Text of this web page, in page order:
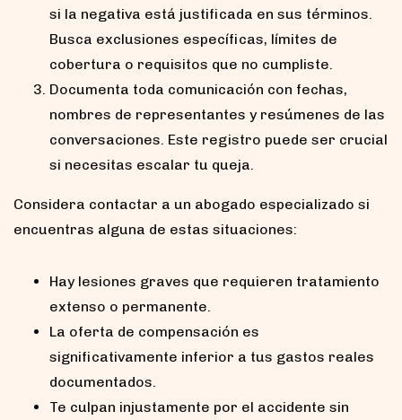
si la negativa está justificada en sus términos.
Busca exclusiones específicas, límites de
cobertura o requisitos que no cumpliste.
Documenta toda comunicación con fechas,
nombres de representantes y resúmenes de las
conversaciones. Este registro puede ser crucial
si necesitas escalar tu queja.
Considera contactar a un abogado especializado si
encuentras alguna de estas situaciones:
Hay lesiones graves que requieren tratamiento
extenso o permanente.
La oferta de compensación es
significativamente inferior a tus gastos reales
documentados.
Te culpan injustamente por el accidente sin